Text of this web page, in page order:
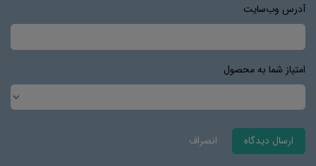
آدرس وب‌سایت
امتیاز شما به محصول
ارسال دیدگاه انصراف